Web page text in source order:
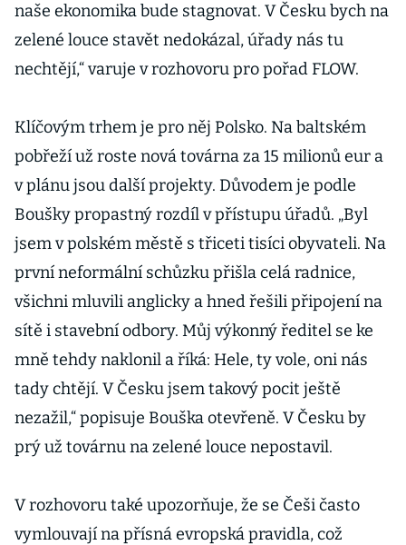
naše ekonomika bude stagnovat. V Česku bych na
zelené louce stavět nedokázal, úřady nás tu
nechtějí,“ varuje v rozhovoru pro pořad FLOW.
Klíčovým trhem je pro něj Polsko. Na baltském
pobřeží už roste nová továrna za 15 milionů eur a
v plánu jsou další projekty. Důvodem je podle
Boušky propastný rozdíl v přístupu úřadů. „Byl
jsem v polském městě s třiceti tisíci obyvateli. Na
první neformální schůzku přišla celá radnice,
všichni mluvili anglicky a hned řešili připojení na
sítě i stavební odbory. Můj výkonný ředitel se ke
mně tehdy naklonil a říká: Hele, ty vole, oni nás
tady chtějí. V Česku jsem takový pocit ještě
nezažil,“ popisuje Bouška otevřeně. V Česku by
prý už továrnu na zelené louce nepostavil.
V rozhovoru také upozorňuje, že se Češi často
vymlouvají na přísná evropská pravidla, což